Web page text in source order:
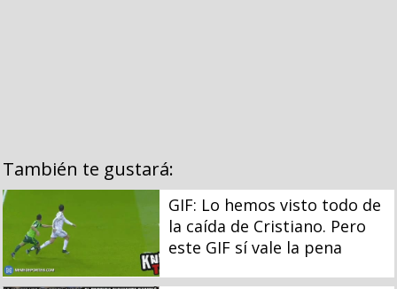
También te gustará:
GIF: Lo hemos visto todo de
la caída de Cristiano. Pero
este GIF sí vale la pena